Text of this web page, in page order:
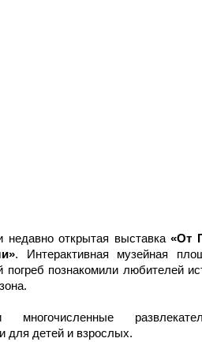
недавно открытая выставка«От
. Интерактивная музейная
погреб познакомили любителей
для детей и взрослых.